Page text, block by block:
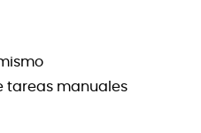
tareas manuales